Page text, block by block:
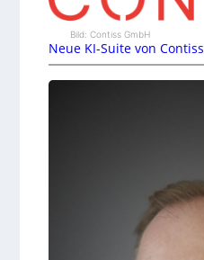
Bild: Contiss GmbH
Neue KI-Suite von Contiss